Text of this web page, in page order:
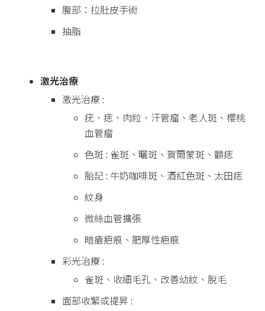
腹部：拉肚皮手術
抽脂
激光治療
激光治療 :
疣、痣、肉粒、汗管瘤、老人斑、櫻桃
血管瘤
色斑 : 雀斑、曬斑、賀爾蒙斑、顴痣
胎記 : 牛奶咖啡斑、酒紅色斑、太田痣
紋身
微絲血管擴張
暗瘡疤痕、肥厚性疤痕
彩光治療 :
雀斑、收細毛孔、改善幼紋、脫毛
面部收緊或提昇 :